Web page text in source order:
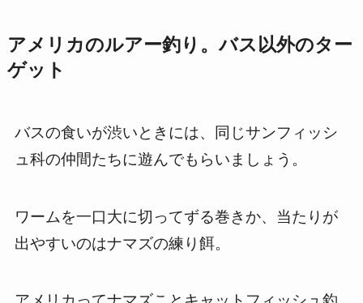
アメリカのルアー釣り。バス以外のター
ゲット
バスの食いが渋いときには、同じサンフィッシ
ュ科の仲間たちに遊んでもらいましょう。
ワームを一口大に切ってずる巻きか、当たりが
出やすいのはナマズの練り餌。